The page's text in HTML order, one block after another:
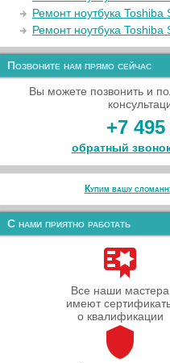
Ремонт ноутбука Toshiba
Ремонт ноутбука
Позвоните нам прямо сейчас
Вы можете позвонить и
+7
обратный
Купим вашу
С нами приятно работать
Все наши мастера
имеют
о квалификации